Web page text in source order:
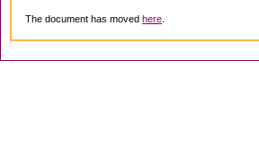
The document has moved here